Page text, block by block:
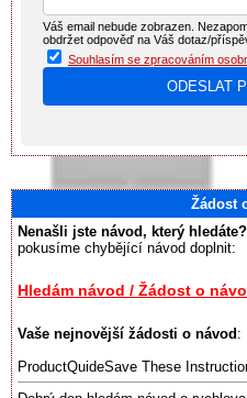
Váš email nebude zobrazen.
obdržet odpověď na Váš dotaz/
Souhlasím se zpracováním
Žádost
Nenašli jste návod, který hledáte?
pokusíme chybějící návod doplnit:
Hledám návod / Žádost o
Vaše nejnovější žádosti o návod :
ProductQuideSave These